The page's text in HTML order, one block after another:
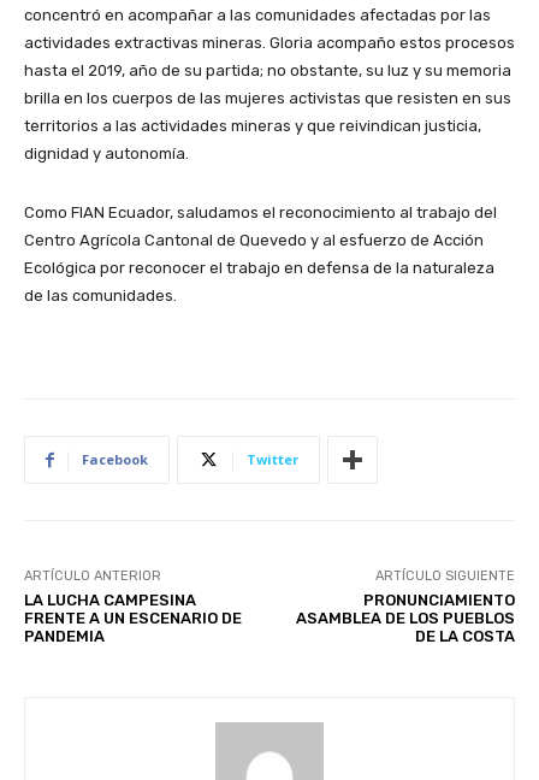
concentró en acompañar a las comunidades afectadas por las
actividades extractivas mineras. Gloria acompaño estos procesos
hasta el 2019, año de su partida; no obstante, su luz y su memoria
brilla en los cuerpos de las mujeres activistas que resisten en sus
territorios a las actividades mineras y que reivindican justicia,
dignidad y autonomía.
Como FIAN Ecuador, saludamos el reconocimiento al trabajo del
Centro Agrícola Cantonal de Quevedo y al esfuerzo de Acción
Ecológica por reconocer el trabajo en defensa de la naturaleza
de las comunidades.
Facebook Twitter
ARTÍCULO ANTERIOR
LA LUCHA CAMPESINA
FRENTE A UN ESCENARIO DE
PANDEMIA
ARTÍCULO SIGUIENTE
PRONUNCIAMIENTO
ASAMBLEA DE LOS PUEBLOS
DE LA COSTA